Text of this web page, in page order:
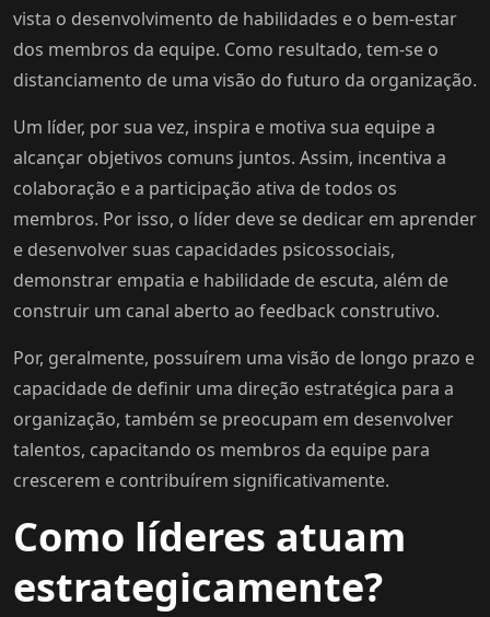
vista o desenvolvimento de habilidades e o bem-estar
dos membros da equipe. Como resultado, tem-se o
distanciamento de uma visão do futuro da organização.
Um líder, por sua vez, inspira e motiva sua equipe a
alcançar objetivos comuns juntos. Assim, incentiva a
colaboração e a participação ativa de todos os
membros. Por isso, o líder deve se dedicar em aprender
e desenvolver suas capacidades psicossociais,
demonstrar empatia e habilidade de escuta, além de
construir um canal aberto ao feedback construtivo.
Por, geralmente, possuírem uma visão de longo prazo e
capacidade de definir uma direção estratégica para a
organização, também se preocupam em desenvolver
talentos, capacitando os membros da equipe para
crescerem e contribuírem significativamente.
Como líderes atuam
estrategicamente?